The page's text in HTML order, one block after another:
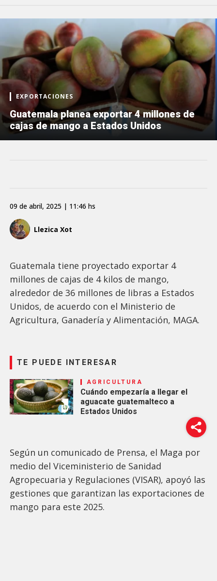
EXPORTACIONES
Guatemala planea exportar 4 millones de
cajas de mango a Estados Unidos
Llezica Xot
09 de abril, 2025 | 11:46 hs
Guatemala tiene proyectado exportar 4
millones de cajas de 4 kilos de mango,
alrededor de 36 millones de libras a Estados
Unidos, de acuerdo con el Ministerio de
Agricultura, Ganadería y Alimentación, MAGA.
TE PUEDE INTERESAR
AGRICULTURA
Cuándo empezaría a llegar el
aguacate guatemalteco a
Estados Unidos
Según un comunicado de Prensa, el Maga por
medio del Viceministerio de Sanidad
Agropecuaria y Regulaciones (VISAR), apoyó las
gestiones que garantizan las exportaciones de
mango para este 2025.